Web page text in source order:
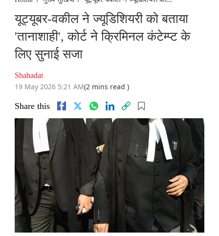
यूट्यूबर-वकील ने ज्यूडिशियरी को बताया
'तानाशाही', कोर्ट ने क्रिमिनल कंटेम्प्ट के
लिए सुनाई सजा
Shahadat
19 May 2026 5:21 AM(2 mins read )
Share this